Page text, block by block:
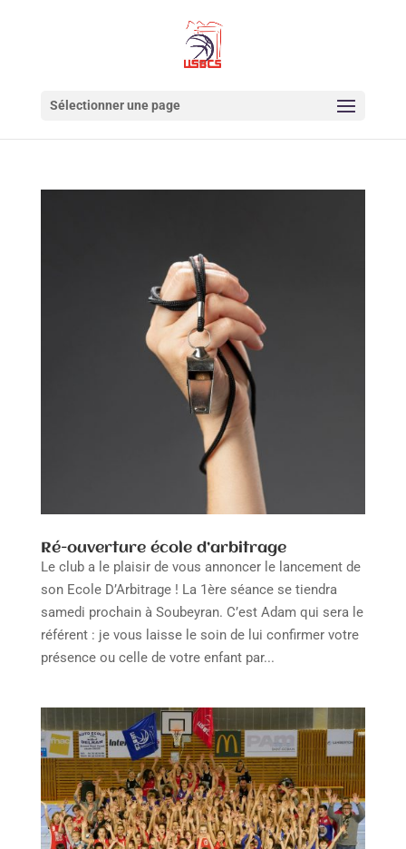
Sélectionner une page
Ré-ouverture école d’arbitrage
Le club a le plaisir de vous annoncer le lancement de
son Ecole D’Arbitrage ! La 1ère séance se tiendra
samedi prochain à Soubeyran. C’est Adam qui sera le
référent : je vous laisse le soin de lui confirmer votre
présence ou celle de votre enfant par...